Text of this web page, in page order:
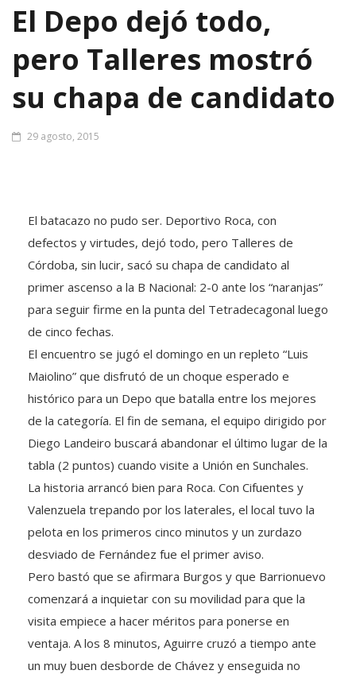
El Depo dejó todo,
pero Talleres mostró
su chapa de candidato
29 agosto, 2015
El batacazo no pudo ser. Deportivo Roca, con
defectos y virtudes, dejó todo, pero Talleres de
Córdoba, sin lucir, sacó su chapa de candidato al
primer ascenso a la B Nacional: 2-0 ante los “naranjas”
para seguir firme en la punta del Tetradecagonal luego
de cinco fechas.
El encuentro se jugó el domingo en un repleto “Luis
Maiolino” que disfrutó de un choque esperado e
histórico para un Depo que batalla entre los mejores
de la categoría. El fin de semana, el equipo dirigido por
Diego Landeiro buscará abandonar el último lugar de la
tabla (2 puntos) cuando visite a Unión en Sunchales.
La historia arrancó bien para Roca. Con Cifuentes y
Valenzuela trepando por los laterales, el local tuvo la
pelota en los primeros cinco minutos y un zurdazo
desviado de Fernández fue el primer aviso.
Pero bastó que se afirmara Burgos y que Barrionuevo
comenzará a inquietar con su movilidad para que la
visita empiece a hacer méritos para ponerse en
ventaja. A los 8 minutos, Aguirre cruzó a tiempo ante
un muy buen desborde de Chávez y enseguida no